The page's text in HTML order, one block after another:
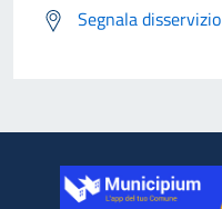
Segnala disservizio